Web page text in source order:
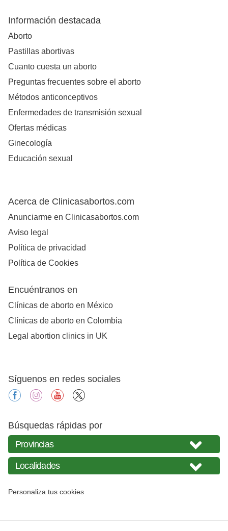
Información destacada
Aborto
Pastillas abortivas
Cuanto cuesta un aborto
Preguntas frecuentes sobre el aborto
Métodos anticonceptivos
Enfermedades de transmisión sexual
Ofertas médicas
Ginecología
Educación sexual
Acerca de Clinicasabortos.com
Anunciarme en Clinicasabortos.com
Aviso legal
Política de privacidad
Política de Cookies
Encuéntranos en
Clínicas de aborto en México
Clínicas de aborto en Colombia
Legal abortion clinics in UK
Síguenos en redes sociales
facebookinstagramyoutube
Búsquedas rápidas por
Personaliza tus cookies